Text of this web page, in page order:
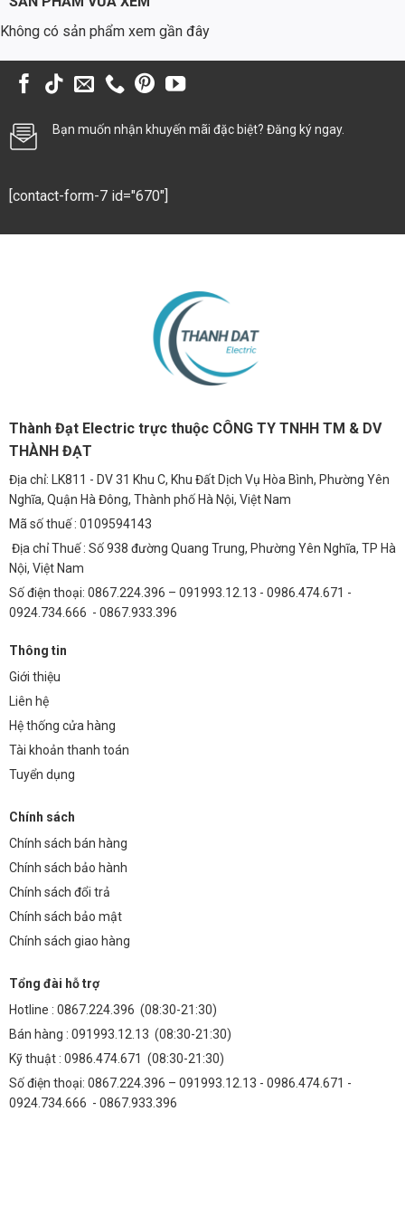
Chi phí bảo trì (thay thế driver): 500.000 VNĐ/năm x 5 năm =
Tổng chi phí: 1.500.000 + 46.000.000 + 2.500.000 = 50.000.000
VNĐ
Như vậy, sau 5 năm, việc sử dụng chip LED Philips M12 giúp tiết kiệm
Ứng Dụng Đa Dạng của Chip LED Đèn Đường Phố Philips
Đường Liên Thôn và Đường Nông Thôn
Cung cấp ánh sáng an toàn, tiết kiệm cho người dân di chuyển vào
ban đêm, góp phần phát triển kinh tế – xã hội nông thôn.
Tạo không gian sống an toàn, tiện nghi và thẩm mỹ cho cư dân đô
Bãi Đỗ Xe và Khu Công Nghiệp
Đảm bảo an ninh, an toàn cho phương tiện và người lao động trong
bãi đỗ xe và khu công nghiệp.
Công Viên và Khu Vui Chơi Giải Trí
Tạo không gian thư giãn, vui chơi an toàn và hấp dẫn cho mọi người.
FAQs
1. Chip LED đèn đường phố OEM Philips M12 có dễ
dàng lắp đặt không?
Việc lắp đặt chip LED Philips M12 tương đối đơn giản, tuy nhiên,
chúng tôi khuyến khích bạn nên sử dụng dịch vụ lắp đặt chuyên
nghiệp từ Thành Đạt LED TDL để đảm bảo an toàn và hiệu quả tối ưu.
2. Tuổi thọ thực tế của chip LED này là bao lâu?
dụng.
3. Chip LED này có thân thiện với môi trường không?
Hoàn toàn có. Chip LED Philips M12 không chứa các chất độc hại như
thủy ngân, chì, giúp bảo vệ môi trường và sức khỏe con người.
không?
Có, chúng tôi cung cấp các giải pháp điều khiển ánh sáng thông
minh, cho phép bạn điều chỉnh độ sáng, hẹn giờ bật/tắt và điều khiển
từ xa.
5. Chính sách bảo hành của Thành Đạt LED TDL đối
Không có sản phẩm xem gần đây
Bạn muốn nhận khuyến mãi đặc biệt? Đăng ký ngay.
[contact-form-7 id="670"]
Thành Đạt Electric trực thuộc CÔNG TY TNHH TM & DV
THÀNH ĐẠT
Địa chỉ: LK811 - DV 31 Khu C, Khu Đất Dịch Vụ Hòa Bình, Phường Yên
Nghĩa, Quận Hà Đông, Thành phố Hà Nội, Việt Nam
Mã số thuế : 0109594143
Địa chỉ Thuế : Số 938 đường Quang Trung, Phường Yên Nghĩa, TP Hà
Nội, Việt Nam
Số điện thoại: 0867.224.396 – 091993.12.13 - 0986.474.671 -
0924.734.666 - 0867.933.396
Thông tin
Giới thiệu
Liên hệ
Hệ thống cửa hàng
Tài khoản thanh toán
Tuyển dụng
Chính sách
Chính sách bán hàng
Chính sách bảo hành
Chính sách đổi trả
Chính sách bảo mật
Chính sách giao hàng
Tổng đài hỗ trợ
Hotline : 0867.224.396 (08:30-21:30)
Bán hàng : 091993.12.13 (08:30-21:30)
Kỹ thuật : 0986.474.671 (08:30-21:30)
Số điện thoại: 0867.224.396 – 091993.12.13 - 0986.474.671 -
0924.734.666 - 0867.933.396